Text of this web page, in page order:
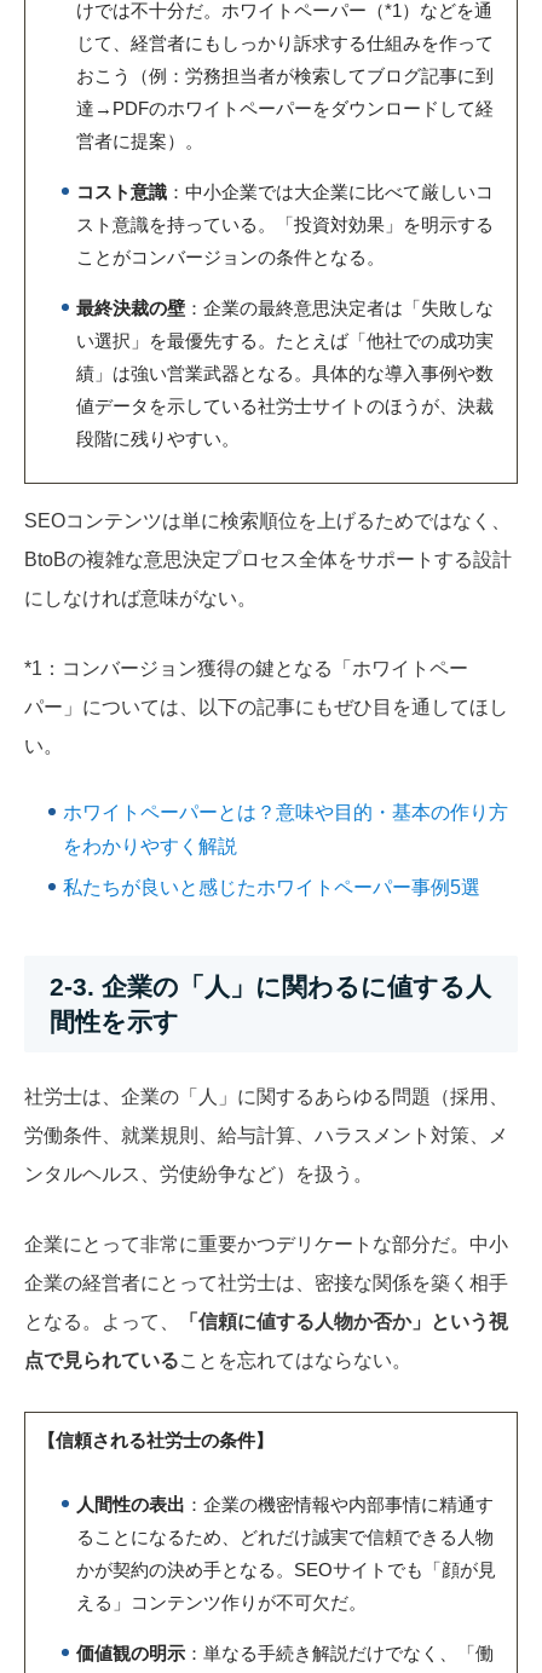
けでは不十分だ。ホワイトペーパー（*1）などを通
じて、経営者にもしっかり訴求する仕組みを作って
おこう（例：労務担当者が検索してブログ記事に到
達→PDFのホワイトペーパーをダウンロードして経
営者に提案）。
コスト意識 ：中小企業では大企業に比べて厳しいコ
スト意識を持っている。「投資対効果」を明示する
ことがコンバージョンの条件となる。
最終決裁の壁 ：企業の最終意思決定者は「失敗しな
い選択」を最優先する。たとえば「他社での成功実
績」は強い営業武器となる。具体的な導入事例や数
値データを示している社労士サイトのほうが、決裁
段階に残りやすい。
SEOコンテンツは単に検索順位を上げるためではなく、
BtoBの複雑な意思決定プロセス全体をサポートする設計
にしなければ意味がない。
*1：コンバージョン獲得の鍵となる「ホワイトペー
パー」については、以下の記事にもぜひ目を通してほし
い。
ホワイトペーパーとは？意味や目的・基本の作り方
をわかりやすく解説
私たちが良いと感じたホワイトペーパー事例5選
2-3. 企業の「人」に関わるに値する人
間性を示す
社労士は、企業の「人」に関するあらゆる問題（採用、
労働条件、就業規則、給与計算、ハラスメント対策、メ
ンタルヘルス、労使紛争など）を扱う。
企業にとって非常に重要かつデリケートな部分だ。中小
企業の経営者にとって社労士は、密接な関係を築く相手
となる。よって、
「信頼に値する人物か否か」という視
点で見られていることを忘れてはならない。
【信頼される社労士の条件】
人間性の表出 ：企業の機密情報や内部事情に精通す
ることになるため、どれだけ誠実で信頼できる人物
かが契約の決め手となる。SEOサイトでも「顔が見
える」コンテンツ作りが不可欠だ。
価値観の明示 ：単なる手続き解説だけでなく、「働